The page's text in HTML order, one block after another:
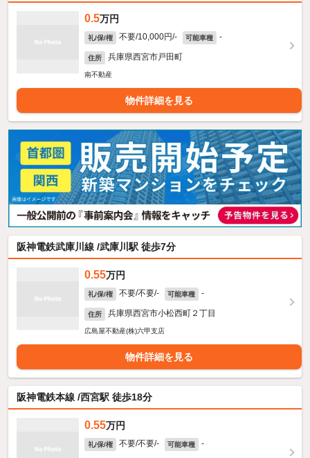
0.5万円
礼/保/権 不要/10,000円/- 可能車種 -
住所 兵庫県西宮市戸田町
南不動産
物件詳細を見る
阪神電鉄武庫川線 /武庫川駅 徒歩7分
0.55万円
礼/保/権 不要/不要/- 可能車種 -
住所 兵庫県西宮市小松西町２丁目
広島屋不動産(株)六甲支店
物件詳細を見る
阪神電鉄本線 /西宮駅 徒歩18分
0.55万円
礼/保/権 不要/不要/- 可能車種 -